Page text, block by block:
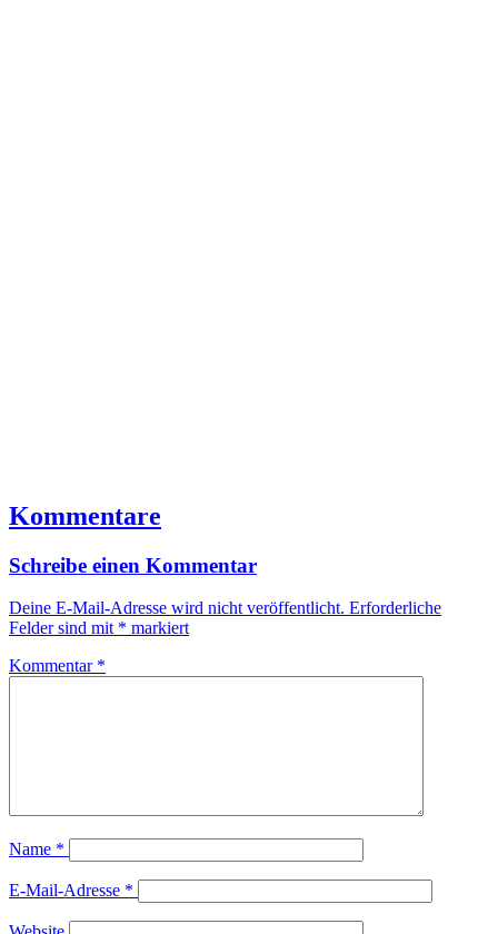
Kommentare
Schreibe einen Kommentar
Deine E-Mail-Adresse wird nicht veröffentlicht. Erforderliche
Felder sind mit * markiert
Kommentar *
Name *
E-Mail-Adresse *